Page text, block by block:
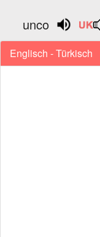
unco
Englisch - Türkisch